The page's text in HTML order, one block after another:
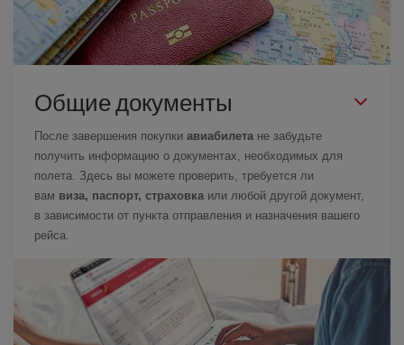
Общие документы
После завершения покупки авиабилета не забудьте
получить информацию о документах, необходимых для
полета. Здесь вы можете проверить, требуется ли
вам виза, паспорт, страховка или любой другой документ,
в зависимости от пункта отправления и назначения вашего
рейса.